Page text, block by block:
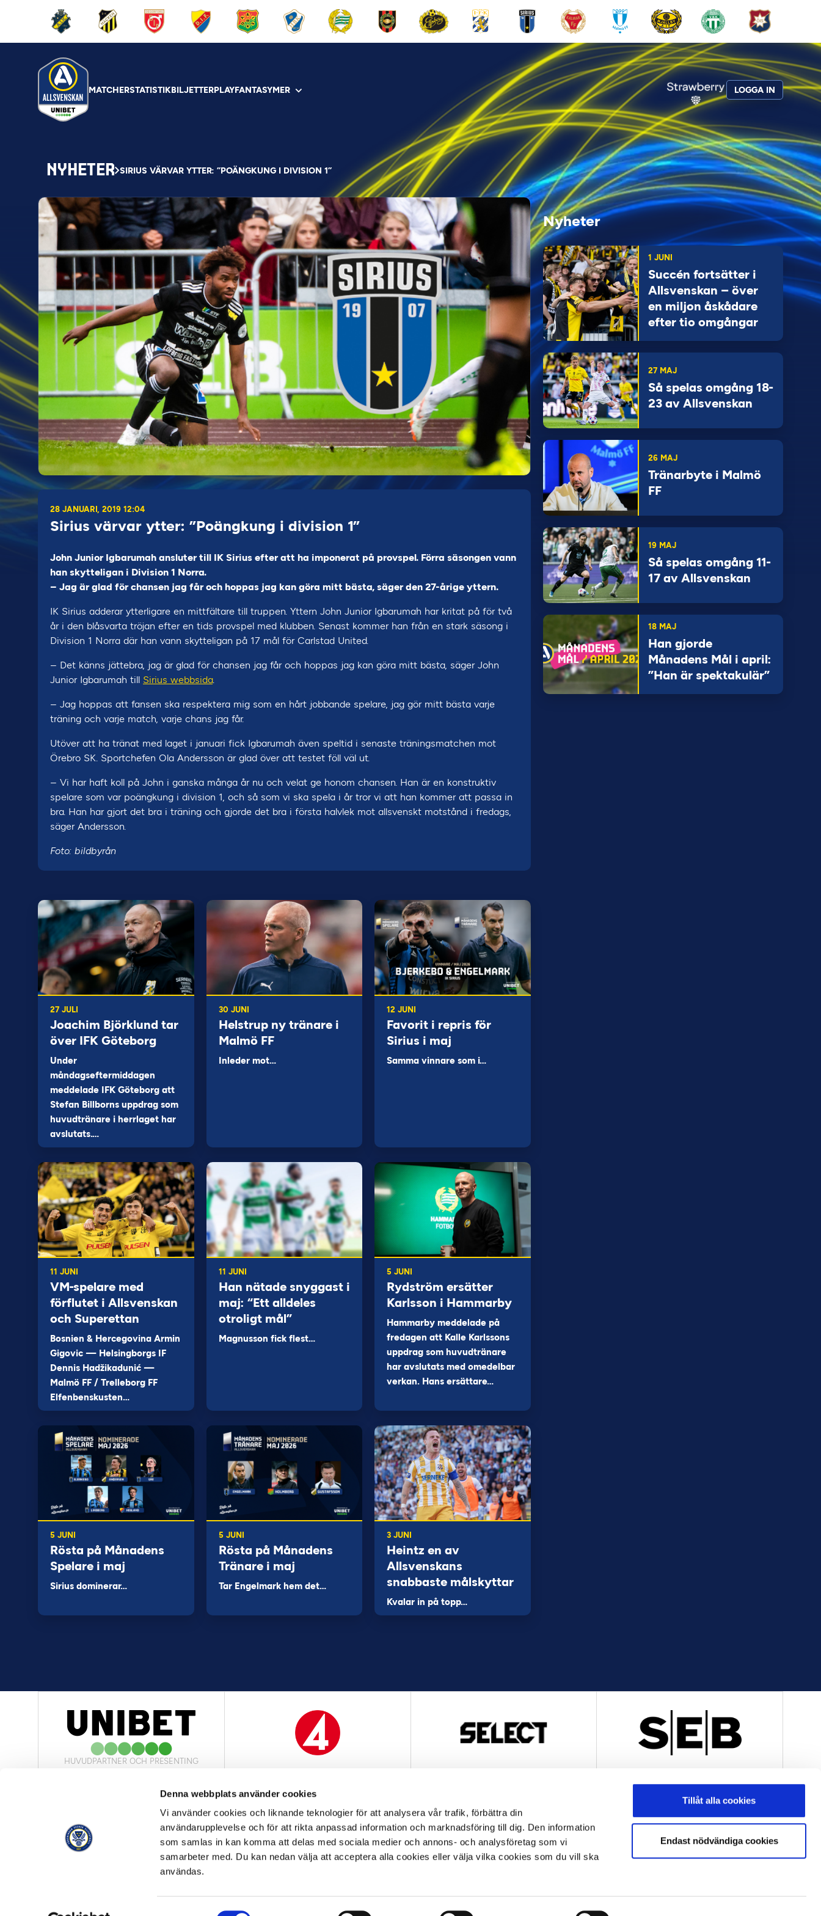
Denna webbplats använder cookies
Vi använder cookies och liknande teknologier för att analysera vår trafik, förbättra din
användarupplevelse och för att rikta anpassad information och marknadsföring till dig. Den information
som samlas in kan komma att delas med sociala medier och annons- och analysföretag som vi
samarbeter med. Du kan nedan välja att acceptera alla cookies eller välja vilka cookies som du vill ska
användas.
Samtyckesval
Tillåt alla cookies
Endast nödvändiga cookies
MATCHERSTATISTIKBILJETTERPLAYFANTASYMER LOGGA IN
NYHETER SIRIUS VÄRVAR YTTER: ”POÄNGKUNG I DIVISION 1”
28 JANUARI, 2019 12:04
Sirius värvar ytter: ”Poängkung i division 1”
John Junior Igbarumah ansluter till IK Sirius efter att ha imponerat på provspel. Förra säsongen vann
han skytteligan i Division 1 Norra.
– Jag är glad för chansen jag får och hoppas jag kan göra mitt bästa, säger den 27-årige yttern.
IK Sirius adderar ytterligare en mittfältare till truppen. Yttern John Junior Igbarumah har kritat på för två
år i den blåsvarta tröjan efter en tids provspel med klubben. Senast kommer han från en stark säsong i
Division 1 Norra där han vann skytteligan på 17 mål för Carlstad United.
– Det känns jättebra, jag är glad för chansen jag får och hoppas jag kan göra mitt bästa, säger John
Junior Igbarumah till Sirius webbsida.
– Jag hoppas att fansen ska respektera mig som en hårt jobbande spelare, jag gör mitt bästa varje
träning och varje match, varje chans jag får.
Utöver att ha tränat med laget i januari fick Igbarumah även speltid i senaste träningsmatchen mot
Örebro SK. Sportchefen Ola Andersson är glad över att testet föll väl ut.
– Vi har haft koll på John i ganska många år nu och velat ge honom chansen. Han är en konstruktiv
spelare som var poängkung i division 1, och så som vi ska spela i år tror vi att han kommer att passa in
bra. Han har gjort det bra i träning och gjorde det bra i första halvlek mot allsvenskt motstånd i fredags,
säger Andersson.
Foto: bildbyrån
27 JULI
Joachim Björklund tar
över IFK Göteborg
Under
måndagseftermiddagen
meddelade IFK Göteborg att
Stefan Billborns uppdrag som
huvudtränare i herrlaget har
avslutats.…
30 JUNI
Helstrup ny tränare i
Malmö FF
Inleder mot…
12 JUNI
Favorit i repris för
Sirius i maj
Samma vinnare som i…
11 JUNI
VM-spelare med
förflutet i Allsvenskan
och Superettan
Bosnien & Hercegovina Armin
Gigovic — Helsingborgs IF
Dennis Hadžikadunić —
Malmö FF / Trelleborg FF
Elfenbenskusten…
11 JUNI
Han nätade snyggast i
maj: “Ett alldeles
otroligt mål”
Magnusson fick flest…
5 JUNI
Rydström ersätter
Karlsson i Hammarby
Hammarby meddelade på
fredagen att Kalle Karlssons
uppdrag som huvudtränare
har avslutats med omedelbar
verkan. Hans ersättare…
5 JUNI
Rösta på Månadens
Spelare i maj
Sirius dominerar…
5 JUNI
Rösta på Månadens
Tränare i maj
Tar Engelmark hem det…
3 JUNI
Heintz en av
Allsvenskans
snabbaste målskyttar
Kvalar in på topp…
Nyheter
1 JUNI
Succén fortsätter i
Allsvenskan – över
en miljon åskådare
efter tio omgångar
27 MAJ
Så spelas omgång 18-
23 av Allsvenskan
26 MAJ
Tränarbyte i Malmö
FF
19 MAJ
Så spelas omgång 11-
17 av Allsvenskan
18 MAJ
Han gjorde
Månadens Mål i april:
”Han är spektakulär”
HUVUDPARTNER OCH PRESENTING
OFFICIELL LEVERANTÖR